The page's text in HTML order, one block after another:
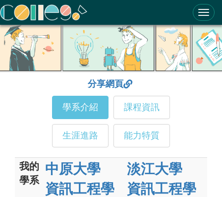
ColleGo! 大學選才與高中育才輔助系統
分享網頁
學系介紹 課程資訊
生涯進路 能力特質
我的
學系
中原大學
資訊工程學
淡江大學
資訊工程學